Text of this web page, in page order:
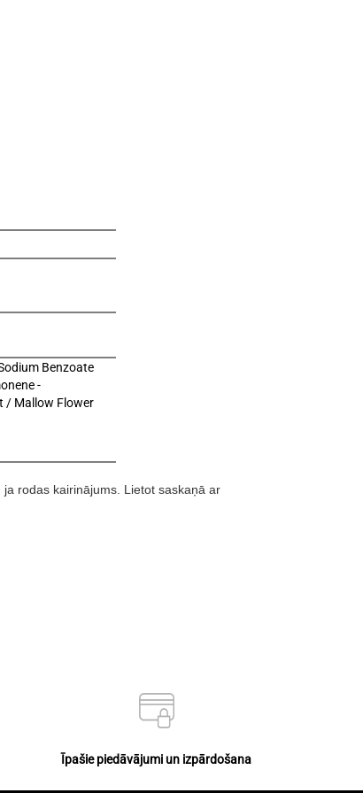
Benzoate
-
/ Mallow Flower
rodas kairinājums. Lietot saskaņā ar
Īpašie piedāvājumi un izpārdošana